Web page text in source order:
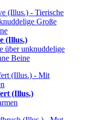
(Illus.)
über unknuddelige
Beine
(Illus.)